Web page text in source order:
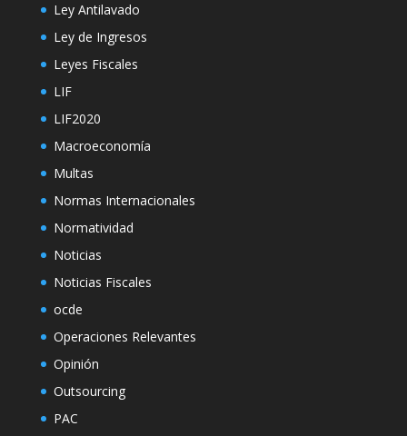
Ley Antilavado
Ley de Ingresos
Leyes Fiscales
LIF
LIF2020
Macroeconomía
Multas
Normas Internacionales
Normatividad
Noticias
Noticias Fiscales
ocde
Operaciones Relevantes
Opinión
Outsourcing
PAC